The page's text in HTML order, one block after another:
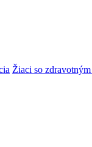
Žiaci so